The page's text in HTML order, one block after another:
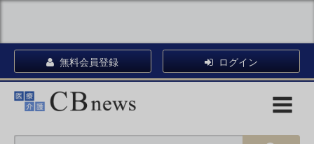
無料会員登録 ログイン